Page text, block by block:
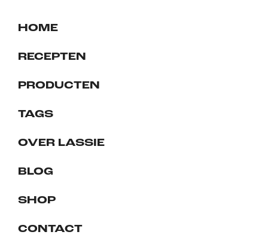
HOME
RECEPTEN
PRODUCTEN
TAGS
OVER LASSIE
BLOG
SHOP
CONTACT